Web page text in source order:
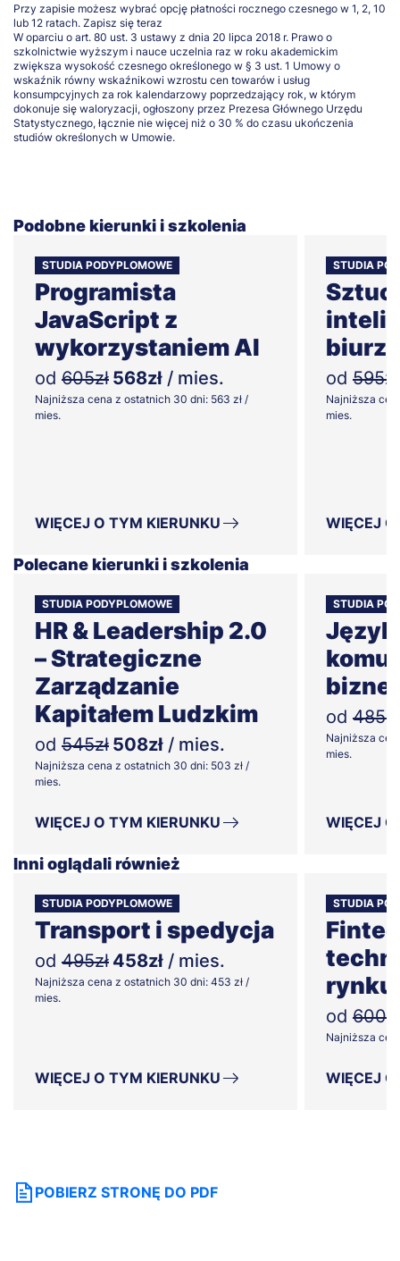
Przy zapisie możesz wybrać opcję płatności rocznego czesnego w 1, 2, 10
lub 12 ratach. Zapisz się teraz
W oparciu o art. 80 ust. 3 ustawy z dnia 20 lipca 2018 r. Prawo o
szkolnictwie wyższym i nauce uczelnia raz w roku akademickim
zwiększa wysokość czesnego określonego w § 3 ust. 1 Umowy o
wskaźnik równy wskaźnikowi wzrostu cen towarów i usług
konsumpcyjnych za rok kalendarzowy poprzedzający rok, w którym
dokonuje się waloryzacji, ogłoszony przez Prezesa Głównego Urzędu
Statystycznego, łącznie nie więcej niż o 30 % do czasu ukończenia
studiów określonych w Umowie.
Podobne kierunki i szkolenia
STUDIA PODYPLOMOWE
Programista
JavaScript z
wykorzystaniem AI
od 605zł 568zł / mies.
Najniższa cena z ostatnich 30 dni: 563 zł /
mies.
WIĘCEJ O TYM KIERUNKU
STUDIA
biurze
od 595zł
Najniższa
mies.
WIĘCEJ
Polecane kierunki i szkolenia
STUDIA PODYPLOMOWE
HR & Leadership 2.0
– Strategiczne
Zarządzanie
Kapitałem Ludzkim
od 545zł 508zł / mies.
Najniższa cena z ostatnich 30 dni: 503 zł /
mies.
WIĘCEJ O TYM KIERUNKU
STUDIA
od 485zł
Najniższa
mies.
WIĘCEJ
Inni oglądali również
STUDIA PODYPLOMOWE
Transport i spedycja
od 495zł 458zł / mies.
Najniższa cena z ostatnich 30 dni: 453 zł /
mies.
WIĘCEJ O TYM KIERUNKU
STUDIA
rynku
od 600zł
Najniższa
WIĘCEJ
POBIERZ STRONĘ DO PDF